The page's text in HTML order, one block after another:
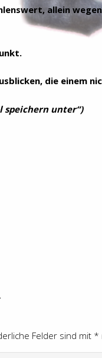
allein
die einem
speichern unter“)
Felder sind mit *